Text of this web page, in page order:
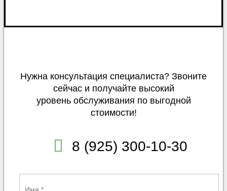
Нужна консультация специалиста? Звоните
сейчас и получайте высокий
уровень обслуживания по выгодной
стоимости!
8 (925) 300-10-30